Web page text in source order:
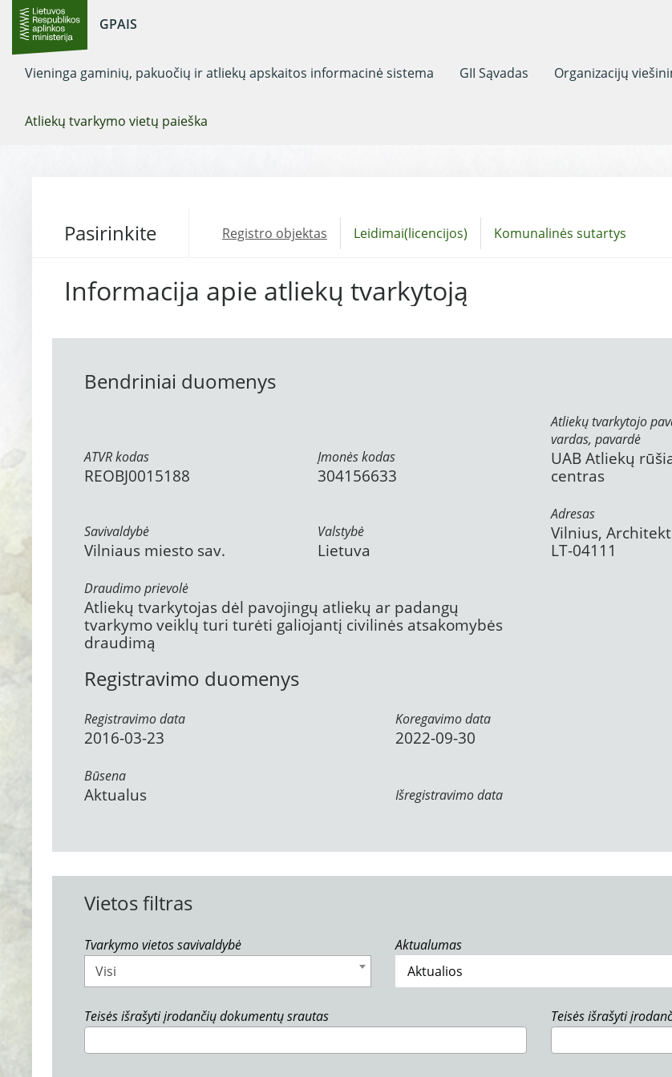
GPAIS
Vieninga gaminių, pakuočių ir atliekų apskaitos informacinė sistema GII Sąvadas Organizacijų
Atliekų tvarkymo vietų paieška
Pasirinkite Registro objektas Leidimai(licencijos) Komunalinės sutartys
Informacija apie atliekų tvarkytoją
Bendriniai duomenys
ATVR kodas
REOBJ0015188
Įmonės kodas
304156633
Atliekų tvarkytojo
vardas, pavardė
UAB Atliekų
centras
Savivaldybė
Vilniaus miesto sav.
Valstybė
Lietuva
Adresas
Vilnius,
LT-04111
Draudimo prievolė
Atliekų tvarkytojas dėl pavojingų atliekų ar padangų
tvarkymo veiklų turi turėti galiojantį civilinės atsakomybės
draudimą
Registravimo duomenys
Registravimo data
2016-03-23
Koregavimo data
2022-09-30
Būsena
Aktualus Išregistravimo data
Vietos filtras
Tvarkymo vietos savivaldybė
Visi
Aktualumas
Teisės išrašyti įrodančių dokumentų srautas Teisės išrašyti